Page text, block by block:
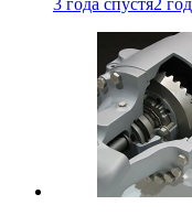
3 года спустя2